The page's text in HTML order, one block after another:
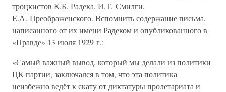
троцкистов К.Б. Радека, И.Т. Смилги,
Е.А. Преображенского. Вспомнить содержание письма,
написанного от их имени Радеком и опубликованного в
«Правде» 13 июля 1929 г.:
«Самый важный вывод, который мы делали из политики
ЦК партии, заключался в том, что эта политика
неизбежно ведёт к скату от диктатуры пролетариата и